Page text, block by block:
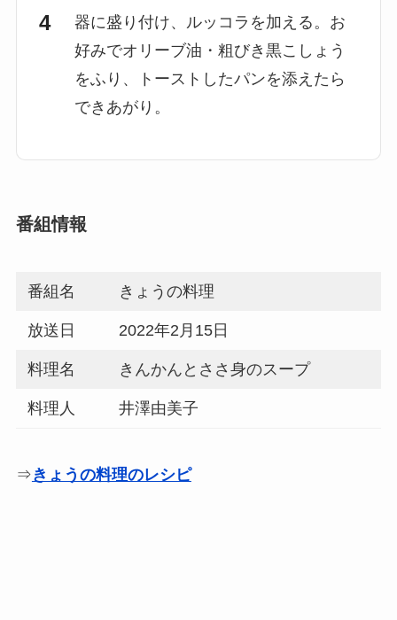
器に盛り付け、ルッコラを加える。お
好みでオリーブ油・粗びき黒こしょう
をふり、トーストしたパンを添えたら
できあがり。
番組情報
番組名 きょうの料理
放送日 2022年2月15日
料理名 きんかんとささ身のスープ
料理人 井澤由美子
⇒きょうの料理のレシピ